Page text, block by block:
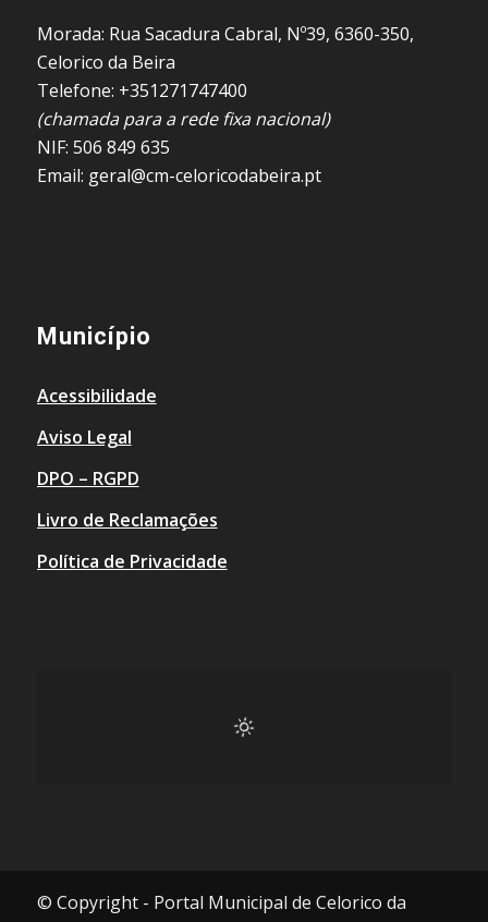
Morada: Rua Sacadura Cabral, Nº39, 6360-350,
Celorico da Beira
Telefone: +351271747400
(chamada para a rede fixa nacional)
NIF: 506 849 635
Email: geral@cm-celoricodabeira.pt
Município
Acessibilidade
Aviso Legal
DPO – RGPD
Livro de Reclamações
Política de Privacidade
© Copyright - Portal Municipal de Celorico da